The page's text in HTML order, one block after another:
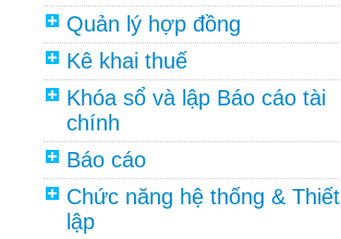
Quản lý hợp đồng
Kê khai thuế
Khóa sổ và lập Báo cáo tài
chính
Báo cáo
Chức năng hệ thống & Thiết
lập